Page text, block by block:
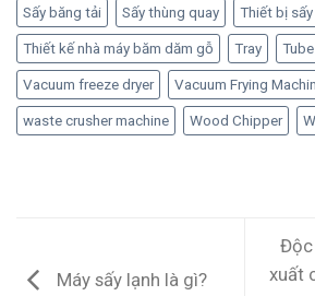
Sấy băng tải Sấy thùng quay Thiết bị
Thiết kế nhà máy băm dăm gỗ Tray
Vacuum freeze dryer Vacuum Frying
waste crusher machine Wood Chipper
Máy sấy lạnh là gì?
Độc
xuất